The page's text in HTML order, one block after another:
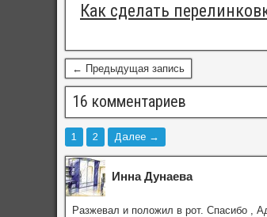
Как сделать
← Предыдущая запись
16 комментариев
1 2 Далее →
Инна Дунаева
Разжевал и положил в рот. Спасибо ,